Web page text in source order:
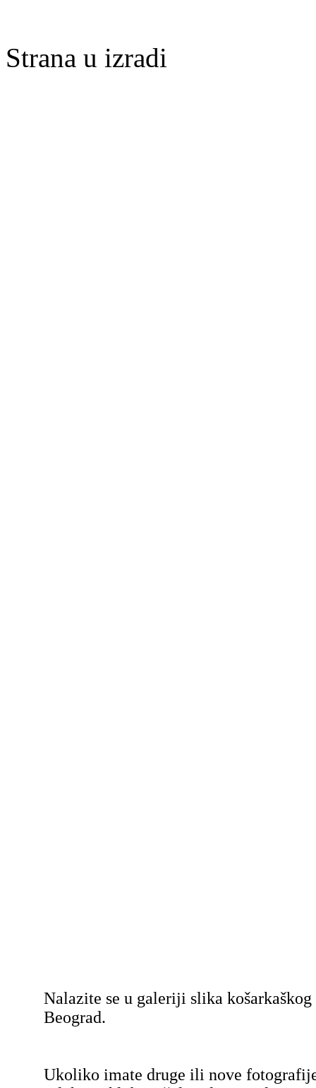
Strana u izradi
Nalazite se u galeriji slika
Beograd.
Ukoliko imate druge ili nove